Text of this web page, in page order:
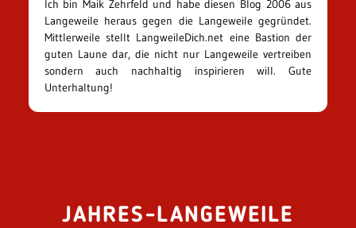
Ich bin Maik Zehrfeld und habe diesen Blog 2006 aus
Langeweile heraus gegen die Langeweile gegründet.
Mittlerweile stellt LangweileDich.net eine Bastion der
guten Laune dar, die nicht nur Langeweile vertreiben
sondern auch nachhaltig inspirieren will. Gute
Unterhaltung!
JAHRES-LANGEWEILE